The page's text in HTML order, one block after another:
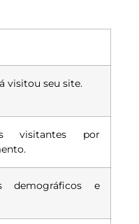
visitou seu site.
visitantes por
demográficos e